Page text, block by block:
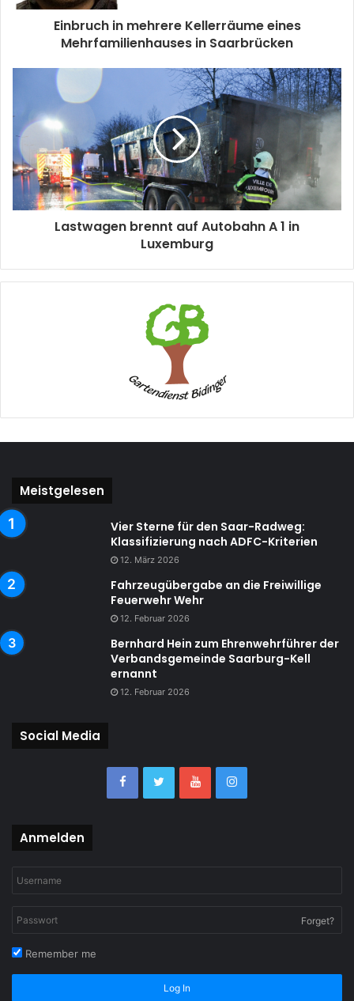
Einbruch in mehrere Kellerräume eines
Mehrfamilienhauses in Saarbrücken
Lastwagen brennt auf Autobahn A 1 in
Luxemburg
Meistgelesen
Vier Sterne für den Saar-Radweg:
Klassifizierung nach ADFC-Kriterien
12. März 2026
Fahrzeugübergabe an die Freiwillige
Feuerwehr Wehr
12. Februar 2026
Bernhard Hein zum Ehrenwehrführer der
Verbandsgemeinde Saarburg-Kell
ernannt
12. Februar 2026
Social Media
Anmelden
Forget?
Remember me
Log In